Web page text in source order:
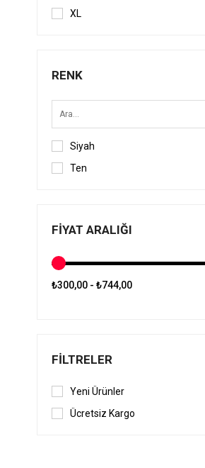
XL
RENK
Siyah
Ten
FIYAT ARALIĞI
₺300,00 - ₺744,00
FILTRELER
Yeni Ürünler
Ücretsiz Kargo